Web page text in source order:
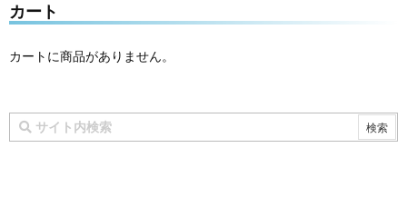
カート
カートに商品がありません。